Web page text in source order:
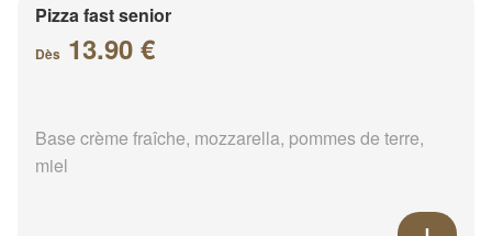
Pizza fast senior
Dès 13.90 €
Base crème fraîche, mozzarella, pommes de terre,
miel